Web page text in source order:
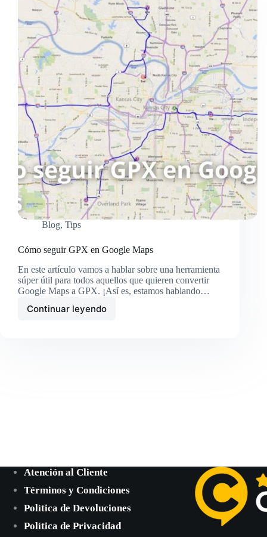
Blog, Tips
Cómo seguir GPX en Google Maps
En este artículo vamos a hablar sobre una herramienta
súper útil para todos aquellos que quieren convertir
Google Maps a GPX. ¡Así es, estamos hablando…
Continuar leyendo
Cómo
Atención al Cliente
Términos y Condiciones
Política de Devoluciones
Política de Privacidad